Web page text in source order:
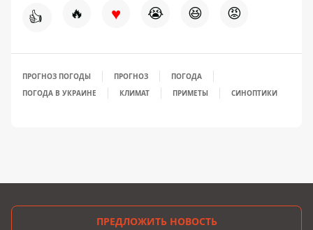
👍 🔥 ♥ 😭 😆 😡
ПРОГНОЗ ПОГОДЫ ПРОГНОЗ
ПОГОДА
ПОГОДА В УКРАИНЕ
КЛИМАТ ПРИМЕТЫ СИНОПТИКИ
ПРЕДЛОЖИТЬ НОВОСТЬ